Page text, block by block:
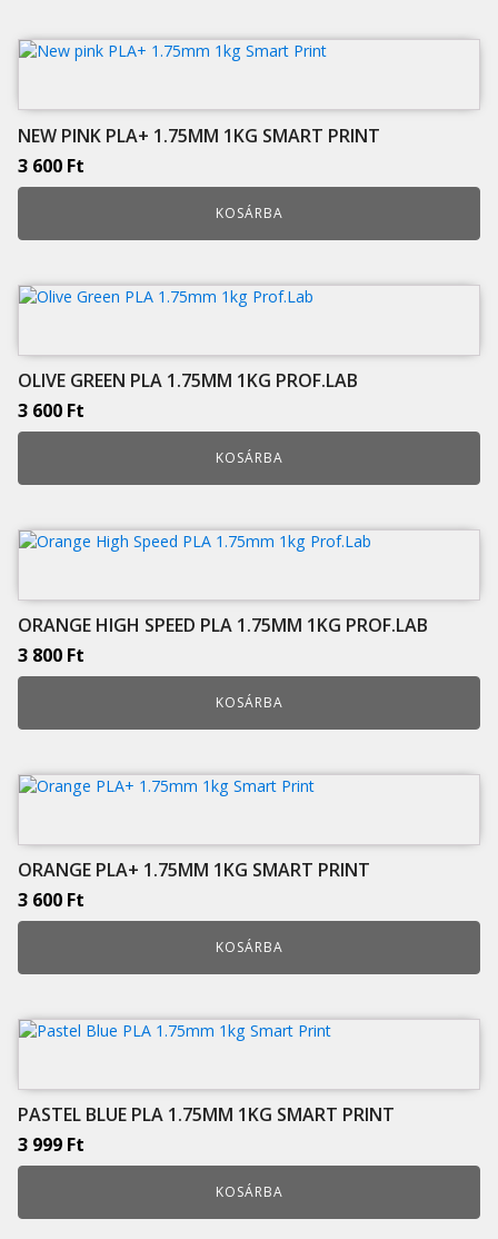
NEW PINK PLA+ 1.75MM 1KG SMART PRINT
3 600 Ft
KOSÁRBA
OLIVE GREEN PLA 1.75MM 1KG PROF.LAB
3 600 Ft
KOSÁRBA
ORANGE HIGH SPEED PLA 1.75MM 1KG PROF.LAB
3 800 Ft
KOSÁRBA
ORANGE PLA+ 1.75MM 1KG SMART PRINT
3 600 Ft
KOSÁRBA
PASTEL BLUE PLA 1.75MM 1KG SMART PRINT
3 999 Ft
KOSÁRBA